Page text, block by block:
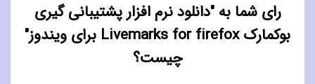
رای شما به "دانلود نرم افزار پشتیبانی گیری
بوکمارک Livemarks for firefox برای ویندوز"
چیست؟